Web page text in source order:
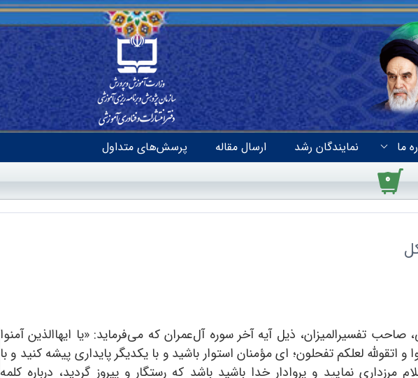
ما نمایندگان رشد ارسال مقاله پرسش‌های متداول
۰
صاحب تفسیرالمیزان، ذیل آیه آخر سوره آل‌عمران که می‌فرماید: «یا ایهاالذین آمنوا
و اتقوﷲ لعلکم تفحلون؛ ای مؤمنان استوار باشید و با یکدیگر پایداری پیشه کنید و با
مرزداری نمایید و پروادار خدا باشید باشد که رستگار و پیروز گردید، درباره کلمه